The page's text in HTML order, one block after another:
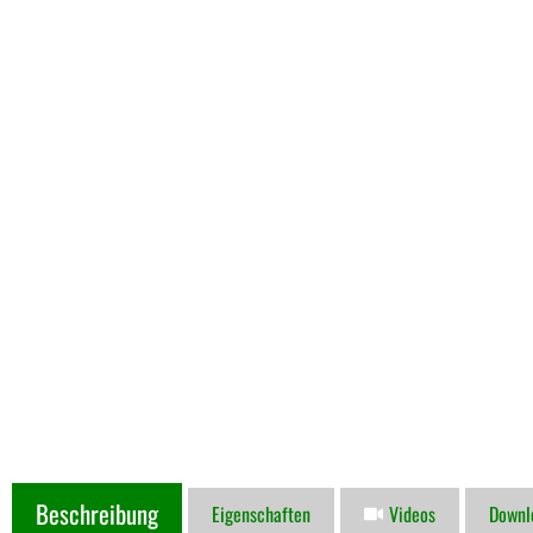
Beschreibung Eigenschaften Videos